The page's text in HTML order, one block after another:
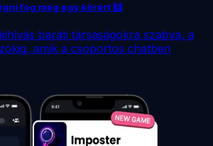
fog még egy körért 🙌
baráti társaságokra szabva, a
amik a csoportos chatben